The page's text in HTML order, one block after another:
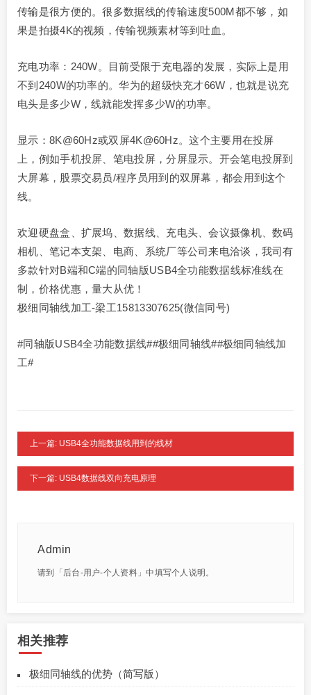
传输是很方便的。很多数据线的传输速度500M都不够，如
果是拍摄4K的视频，传输视频素材等到吐血。
充电功率：240W。目前受限于充电器的发展，实际上是用
不到240W的功率的。华为的超级快充才66W，也就是说充
电头是多少W，线就能发挥多少W的功率。
显示：8K@60Hz或双屏4K@60Hz。这个主要用在投屏
上，例如手机投屏、笔电投屏，分屏显示。开会笔电投屏到
大屏幕，股票交易员/程序员用到的双屏幕，都会用到这个
线。
欢迎硬盘盒、扩展坞、数据线、充电头、会议摄像机、数码
相机、笔记本支架、电商、系统厂等公司来电洽谈，我司有
多款针对B端和C端的同轴版USB4全功能数据线标准线在
制，价格优惠，量大从优！
极细同轴线加工-梁工15813307625(微信同号)
#同轴版USB4全功能数据线##极细同轴线##极细同轴线加
工#
上一篇: USB4全功能数据线用到的线材
下一篇: USB4数据线双向充电原理
Admin
请到「后台-用户-个人资料」中填写个人说明。
相关推荐
极细同轴线的优势（简写版）